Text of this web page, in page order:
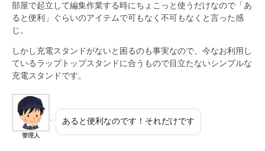
部屋で起立して編集作業する時にちょこっと使うだけなので「あ
ると便利」ぐらいのアイテムで可もなく不可もなくと言った感
じ。
しかし充電スタンドがないと困るのも事実なので、今なお利用し
ているラップトップスタンドに合うもので目立たないシンプルな
充電スタンドです。
管理人
あると便利なのです！それだけです